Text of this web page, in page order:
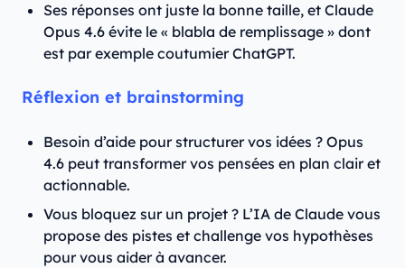
Ses réponses ont juste la bonne taille, et Claude
Opus 4.6 évite le « blabla de remplissage » dont
est par exemple coutumier ChatGPT.
Réflexion et brainstorming
Besoin d’aide pour structurer vos idées ? Opus
4.6 peut transformer vos pensées en plan clair et
actionnable.
Vous bloquez sur un projet ? L’IA de Claude vous
propose des pistes et challenge vos hypothèses
pour vous aider à avancer.